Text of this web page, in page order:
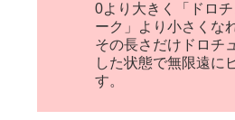
0より大きく「ドロ
ーク」より小さくな
その長さだけドロチ
した状態で無限遠に
す。